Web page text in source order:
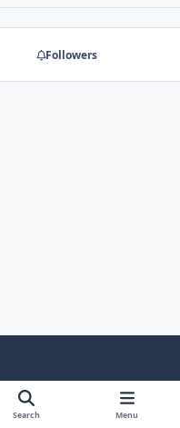
Followers
l
i
Search Menu